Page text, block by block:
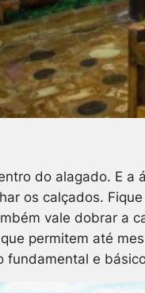
do alagado. E
os calçados.
vale dobrar a
permitem até
fundamental e